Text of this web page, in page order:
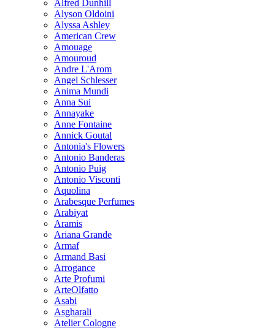
Alfred Dunhill
Alyson Oldoini
Alyssa Ashley
American Crew
Amouage
Amouroud
Andre L'Arom
Angel Schlesser
Anima Mundi
Anna Sui
Annayake
Anne Fontaine
Annick Goutal
Antonia's Flowers
Antonio Banderas
Antonio Puig
Antonio Visconti
Aquolina
Arabesque Perfumes
Arabiyat
Aramis
Ariana Grande
Armaf
Armand Basi
Arrogance
Arte Profumi
ArteOlfatto
Asabi
Asgharali
Atelier Cologne